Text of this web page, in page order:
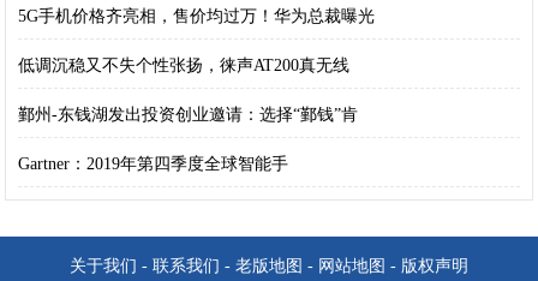
5G手机价格齐亮相，售价均过万！华为总裁曝光
低调沉稳又不失个性张扬，徕声AT200真无线
鄞州-东钱湖发出投资创业邀请：选择“鄞钱”肯
Gartner：2019年第四季度全球智能手
关于我们 - 联系我们 - 老版地图 - 网站地图 - 版权声明